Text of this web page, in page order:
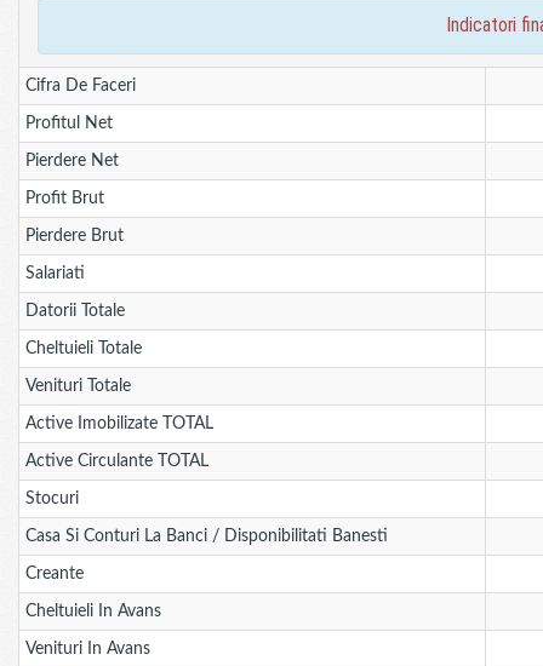
indicatori
Cifra De Faceri
Profitul Net
Pierdere Net
Profit Brut
Pierdere Brut
Salariati
Datorii Totale
Cheltuieli Totale
Venituri Totale
Active Imobilizate TOTAL
Active Circulante TOTAL
Stocuri
Casa Si Conturi La Banci / Disponibilitati Banesti
Creante
Cheltuieli In Avans
Venituri In Avans